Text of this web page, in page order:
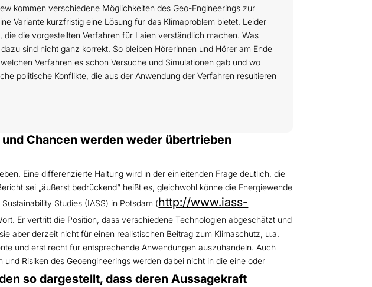
kommen verschiedene Möglichkeiten des Geo-Engineerings zur
Variante kurzfristig eine Lösung für das Klimaproblem bietet. Leider
die vorgestellten Verfahren für Laien verständlich machen. Was
sind nicht ganz korrekt. So bleiben Hörerinnen und Hörer am Ende
Verfahren es schon Versuche und Simulationen gab und wo
politische Konflikte, die aus der Anwendung der Verfahren resultieren
und Chancen werden weder übertrieben
Eine differenzierte Haltung wird in der einleitenden Frage deutlich, die
sei „äußerst bedrückend“ heißt es, gleichwohl könne die Energiewende
Studies (IASS) in Potsdam (http://www.iass-
Er vertritt die Position, dass verschiedene Technologien abgeschätzt und
aber derzeit nicht für einen realistischen Beitrag zum Klimaschutz, u.a.
und erst recht für entsprechende Anwendungen auszuhandeln. Auch
Risiken des Geoengineerings werden dabei nicht in die eine oder
so dargestellt, dass deren Aussagekraft